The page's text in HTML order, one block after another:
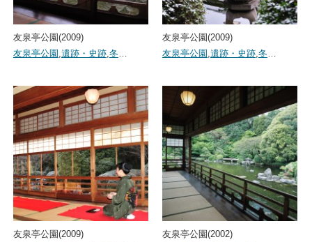
友泉亭公園(2009)
友泉亭公園 ,遺跡・史跡,冬…
友泉亭公園(2009)
友泉亭公園 ,遺跡・史跡,冬…
友泉亭公園(2009)
友泉亭公園(2002)